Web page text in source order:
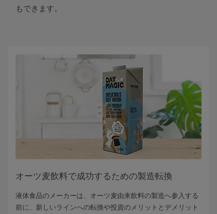
もできます。
オーツ麦飲料で成功するための製造転換
液体食品のメーカーは、オーツ麦由来飲料の製造へ参入する
前に、新しいラインへの転換や投資のメリットとデメリット